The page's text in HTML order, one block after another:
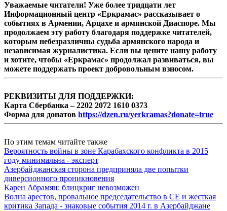
Уважаемые читатели! Уже более тридцати лет
Информационный центр «Еркрамас» рассказывает о
событиях в Армении, Арцахе и армянской Диаспоре. Мы
продолжаем эту работу благодаря поддержке читателей,
которым небезразличны судьба армянского народа и
независимая журналистика. Если вы цените нашу работу
и хотите, чтобы «Еркрамас» продолжал развиваться, вы
можете поддержать проект добровольным взносом.
РЕКВИЗИТЫ ДЛЯ ПОДДЕРЖКИ:
Карта Сбербанка – 2202 2072 1610 0373
Форма для донатов https://dzen.ru/yerkramas?donate=true
По этим темам читайте также
Вероятность войны в зоне Карабахского конфликта в 2015
году минимальна - эксперт
Азербайджанская сторона предприняла две попытки
диверсионного проникновения
Карен Абрамян: блицкриг невозможен
Волна арестов, провальное председательство в СЕ и жесткая
критика Запада - знаковые события 2014 г. в Азербайджане